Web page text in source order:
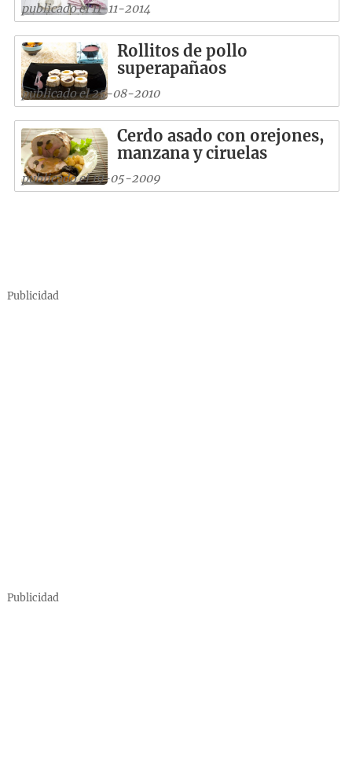
publicado el 11-11-2014
Rollitos de pollo
superapañaos
publicado el 25-08-2010
Cerdo asado con orejones,
manzana y ciruelas
publicado el 19-05-2009
Publicidad
Publicidad